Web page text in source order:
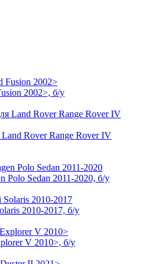
2002>, б/у
Rover Range Rover IV
Polo Sedan 2011-2020, б/у
2010-2017, б/у
V 2010>, б/у